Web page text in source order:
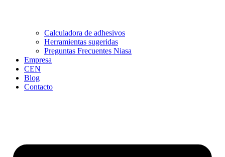
Calculadora de adhesivos
Herramientas sugeridas
Preguntas Frecuentes Niasa
Empresa
CEN
Blog
Contacto